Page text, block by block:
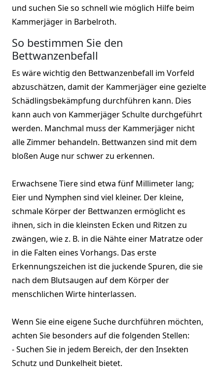
und suchen Sie so schnell wie möglich Hilfe beim
Kammerjäger in Barbelroth.
So bestimmen Sie den
Bettwanzenbefall
Es wäre wichtig den Bettwanzenbefall im Vorfeld
abzuschätzen, damit der Kammerjäger eine gezielte
Schädlingsbekämpfung durchführen kann. Dies
kann auch von Kammerjäger Schulte durchgeführt
werden. Manchmal muss der Kammerjäger nicht
alle Zimmer behandeln. Bettwanzen sind mit dem
bloßen Auge nur schwer zu erkennen.
Erwachsene Tiere sind etwa fünf Millimeter lang;
Eier und Nymphen sind viel kleiner. Der kleine,
schmale Körper der Bettwanzen ermöglicht es
ihnen, sich in die kleinsten Ecken und Ritzen zu
zwängen, wie z. B. in die Nähte einer Matratze oder
in die Falten eines Vorhangs. Das erste
Erkennungszeichen ist die juckende Spuren, die sie
nach dem Blutsaugen auf dem Körper der
menschlichen Wirte hinterlassen.
Wenn Sie eine eigene Suche durchführen möchten,
achten Sie besonders auf die folgenden Stellen:
- Suchen Sie in jedem Bereich, der den Insekten
Schutz und Dunkelheit bietet.